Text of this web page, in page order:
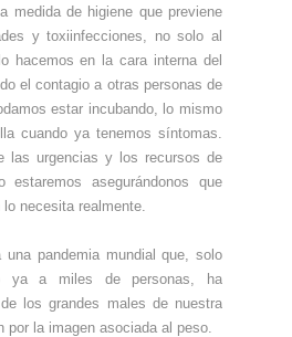
medida de higiene que previene
y toxiinfecciones, no solo al
hacemos en la cara interna del
el contagio a otras personas de
estar incubando, lo mismo
cuando ya tenemos síntomas.
las urgencias y los recursos de
estaremos asegurándonos que
necesita realmente.
una pandemia mundial que, solo
ya a miles de personas, ha
los grandes males de nuestra
por la imagen asociada al peso.